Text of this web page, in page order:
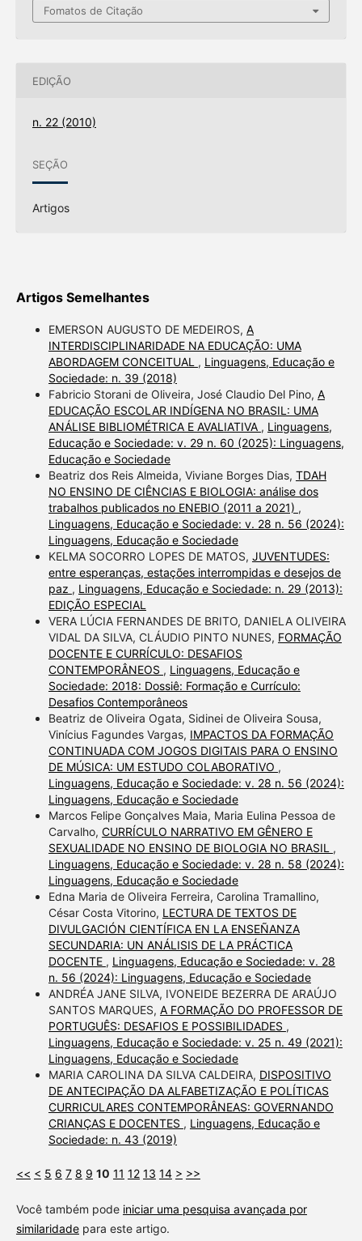
Fomatos de Citação
EDIÇÃO
n. 22 (2010)
SEÇÃO
Artigos
Artigos Semelhantes
EMERSON AUGUSTO DE MEDEIROS, A
INTERDISCIPLINARIDADE NA EDUCAÇÃO: UMA
ABORDAGEM CONCEITUAL , Linguagens, Educação e
Sociedade: n. 39 (2018)
Fabricio Storani de Oliveira, José Claudio Del Pino, A
EDUCAÇÃO ESCOLAR INDÍGENA NO BRASIL: UMA
ANÁLISE BIBLIOMÉTRICA E AVALIATIVA , Linguagens,
Educação e Sociedade: v. 29 n. 60 (2025): Linguagens,
Educação e Sociedade
Beatriz dos Reis Almeida, Viviane Borges Dias, TDAH
NO ENSINO DE CIÊNCIAS E BIOLOGIA: análise dos
trabalhos publicados no ENEBIO (2011 a 2021) ,
Linguagens, Educação e Sociedade: v. 28 n. 56 (2024):
Linguagens, Educação e Sociedade
KELMA SOCORRO LOPES DE MATOS, JUVENTUDES:
entre esperanças, estações interrompidas e desejos de
paz , Linguagens, Educação e Sociedade: n. 29 (2013):
EDIÇÃO ESPECIAL
VERA LÚCIA FERNANDES DE BRITO, DANIELA OLIVEIRA
VIDAL DA SILVA, CLÁUDIO PINTO NUNES, FORMAÇÃO
DOCENTE E CURRÍCULO: DESAFIOS
CONTEMPORÂNEOS , Linguagens, Educação e
Sociedade: 2018: Dossiê: Formação e Currículo:
Desafios Contemporâneos
Beatriz de Oliveira Ogata, Sidinei de Oliveira Sousa,
Vinícius Fagundes Vargas, IMPACTOS DA FORMAÇÃO
CONTINUADA COM JOGOS DIGITAIS PARA O ENSINO
DE MÚSICA: UM ESTUDO COLABORATIVO ,
Linguagens, Educação e Sociedade: v. 28 n. 56 (2024):
Linguagens, Educação e Sociedade
Marcos Felipe Gonçalves Maia, Maria Eulina Pessoa de
Carvalho, CURRÍCULO NARRATIVO EM GÊNERO E
SEXUALIDADE NO ENSINO DE BIOLOGIA NO BRASIL ,
Linguagens, Educação e Sociedade: v. 28 n. 58 (2024):
Linguagens, Educação e Sociedade
Edna Maria de Oliveira Ferreira, Carolina Tramallino,
César Costa Vitorino, LECTURA DE TEXTOS DE
DIVULGACIÓN CIENTÍFICA EN LA ENSEÑANZA
SECUNDARIA: UN ANÁLISIS DE LA PRÁCTICA
DOCENTE , Linguagens, Educação e Sociedade: v. 28
n. 56 (2024): Linguagens, Educação e Sociedade
ANDRÉA JANE SILVA, IVONEIDE BEZERRA DE ARAÚJO
SANTOS MARQUES, A FORMAÇÃO DO PROFESSOR DE
PORTUGUÊS: DESAFIOS E POSSIBILIDADES ,
Linguagens, Educação e Sociedade: v. 25 n. 49 (2021):
Linguagens, Educação e Sociedade
MARIA CAROLINA DA SILVA CALDEIRA, DISPOSITIVO
DE ANTECIPAÇÃO DA ALFABETIZAÇÃO E POLÍTICAS
CURRICULARES CONTEMPORÂNEAS: GOVERNANDO
CRIANÇAS E DOCENTES , Linguagens, Educação e
Sociedade: n. 43 (2019)
<< < 5 6 7 8 9 10 11 12 13 14 > >>
Você também pode iniciar uma pesquisa avançada por
similaridadepara este artigo.